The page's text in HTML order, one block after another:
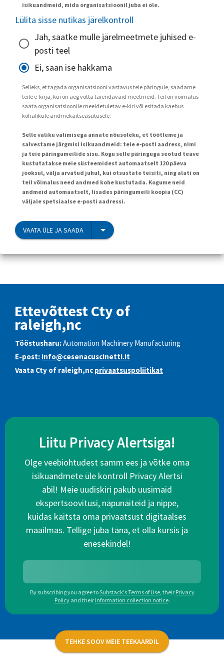
isikuandmeid, mida organisatsioonil juba ei ole.
Lülita sisse nutikas järelkontroll
Jah, saatke mulle järelmeetmete juhised e-
posti teel
Ei, saan ise hakkama
Selleks, et tagada organisatsiooni vastavus teie päringule, saadame
teile e-kirja, kui on aeg võtta täiendavaid meetmeid. Teil on võimalus
saata organisatsioonile meeldetuletav e-kiri või esitada kaebus
kohalikule andmekaitseasutusele.
Selle valiku valimisega annate nõusoleku, et töötleme ja
salvestame järgmisi isikuandmeid: teie e-posti aadress, nimi
ja teie päringumeilide sisu. Kogu selle päringuga seotud teave
kustutatakse meie süsteemidest automaatselt 120 päeva
jooksul, välja arvatud juhul, kui otsustate teisiti, ning alati on
teil võimalus need andmed kohe kustutada. Kogume neid
andmeid automaatselt, lisades päringumeili koopia (CC)
väljale spetsiaalse e-posti aadressi.
VAATA ÜLE JA SAADA
Ettevõttest Cty of
raleigh,nc
Tööstusharu:Automation Machinery Manufacturing
E-post: info@cesenacuscinetti.it
Vaata Cty of raleigh,nc privaatsuspoliitikat
Liitu Privacy Alertsiga!
Olge veebiohtudest samm ees ja võtke oma
isikuandmete üle kontroll Privacy Alertsi
abil! Meie uudiskiri pakub uusimaid
ekspertsoovitusi, näpunäiteid ja nippe,
kuidas kaitsta oma privaatsust digitaalses
maailmas. Tellige juba täna, et olla kursis ja
enesekindel!
By subscribing you agree toSubstack's Terms of Use, their Privacy
Policy and their Information collection notice.
TEHKE SOOV MEIE TEEKAARDIL